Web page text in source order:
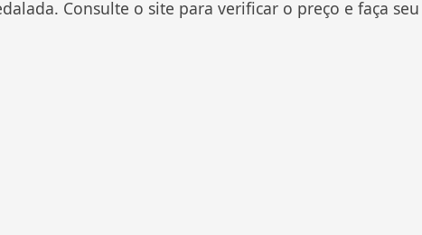
Consulte o site para verificar o preço e faça